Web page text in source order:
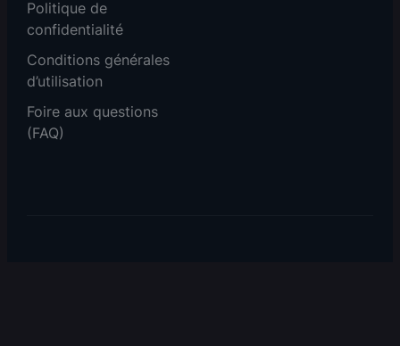
Politique de
confidentialité
Conditions générales
d’utilisation
Foire aux questions
(FAQ)